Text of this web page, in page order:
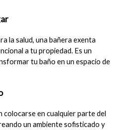
la salud, una bañera exenta
a tu propiedad. Es un
tu baño en un espacio de
colocarse en cualquier parte del
un ambiente sofisticado y